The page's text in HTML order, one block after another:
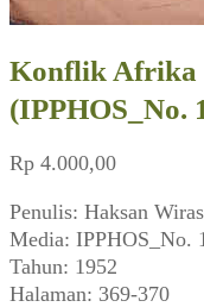
Konflik Afrika
(IPPHOS_No.
Rp 4.000,00
Penulis: Haksan
Media: IPPHOS_No.
Tahun: 1952
Halaman: 369-370